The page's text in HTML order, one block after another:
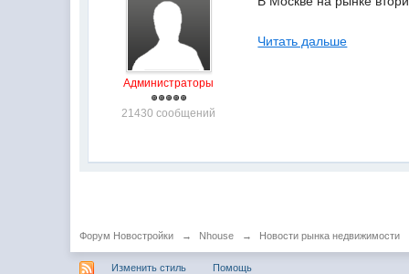
Администраторы
21430 сообщений
Читать дальше
Форум Новостройки → Nhouse → Новости рынка недвижимости
Изменить стиль Помощь